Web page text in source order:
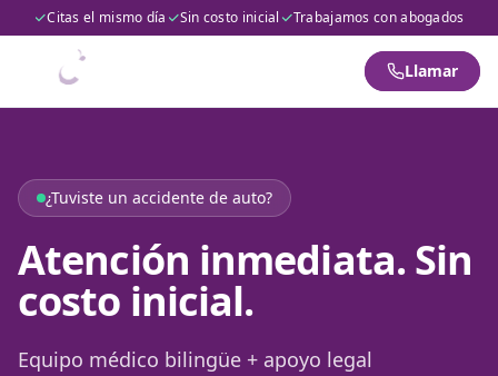
Citas el mismo día Sin costo inicial Trabajamos con abogados
Llamar
¿Tuviste un accidente de auto?
Atención inmediata. Sin
costo inicial.
Equipo médico bilingüe + apoyo legal